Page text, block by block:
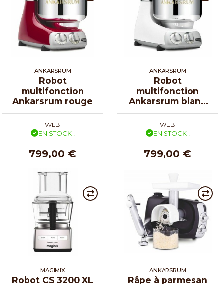
ANKARSRUM
Robot
multifonction
Ankarsrum rouge
WEB
EN STOCK !
799,00 €
ANKARSRUM
Robot
multifonction
Ankarsrum blanc
minéral
WEB
EN STOCK !
799,00 €
MAGIMIX
Robot CS 3200 XL
ANKARSRUM
Râpe à parmesan